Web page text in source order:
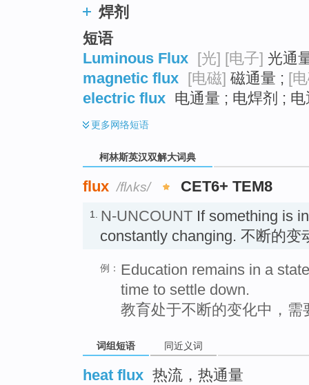
焊剂
短语
Luminous Flux [光] [电子] 光通
magnetic flux [电磁] 磁通量 ; [
electric flux 电通量 ; 电焊剂 ;
更多网络短语
柯林斯英汉双解大词典
flux /flʌks/ CET6+ TEM8
1. N-UNCOUNT If something is
constantly changing. 不断的变
例： Education remains in a
time to settle down.
教育处于不断的变化中，
词组短语 同近义词
heat flux 热流，热通量